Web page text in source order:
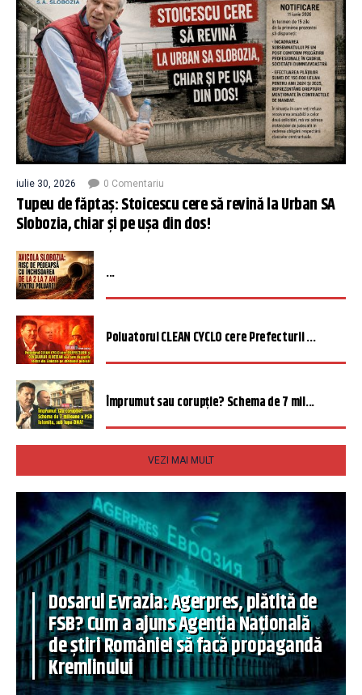
iulie 30, 2026 0 Comentariu
Tupeu de făptaș: Stoicescu cere să revină la Urban SA
Slobozia, chiar și pe ușa din dos!
...
Poluatorul CLEAN CYCLO cere Prefecturii ...
Împrumut sau corupție? Schema de 7 mil...
VEZI MAI MULT
Dosarul Evrazia: Agerpres, plătită de
FSB? Cum a ajuns Agenția Națională
de știri României să facă propagandă
Kremlinului